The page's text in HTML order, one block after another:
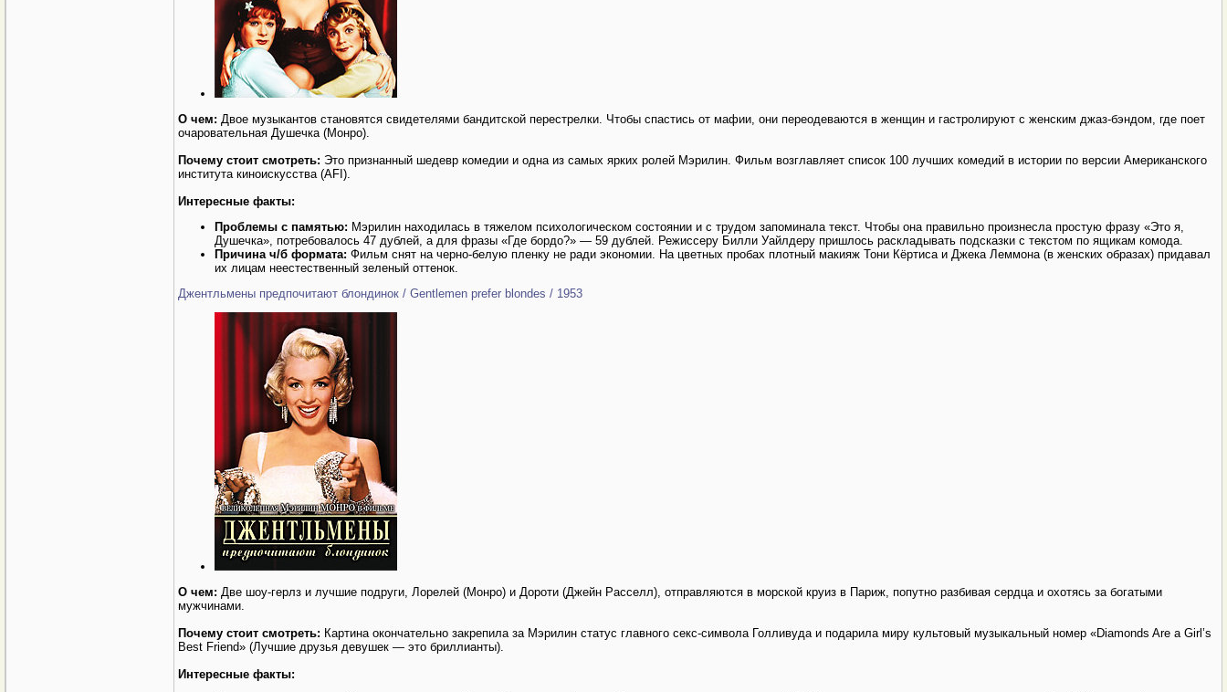
О чем: Двое музыкантов становятся свидетелями бандитской перестрелки. Чтобы спастись от мафии, они переодеваются в женщин и гастролируют с женским джаз-бэндом, где поет
очаровательная Душечка (Монро).
Почему стоит смотреть: Это признанный шедевр комедии и одна из самых ярких ролей Мэрилин. Фильм возглавляет список 100 лучших комедий в истории по версии Американского
института киноискусства (AFI).
Интересные факты:
Проблемы с памятью: Мэрилин находилась в тяжелом психологическом состоянии и с трудом запоминала текст. Чтобы она правильно произнесла простую фразу «Это я,
Душечка», потребовалось 47 дублей, а для фразы «Где бордо?» — 59 дублей. Режиссеру Билли Уайлдеру пришлось раскладывать подсказки с текстом по ящикам комода.
Причина ч/б формата: Фильм снят на черно-белую пленку не ради экономии. На цветных пробах плотный макияж Тони Кёртиса и Джека Леммона (в женских образах) придавал
их лицам неестественный зеленый оттенок.
Джентльмены предпочитают блондинок / Gentlemen prefer blondes / 1953
О чем: Две шоу-герлз и лучшие подруги, Лорелей (Монро) и Дороти (Джейн Расселл), отправляются в морской круиз в Париж, попутно разбивая сердца и охотясь за богатыми
мужчинами.
Почему стоит смотреть: Картина окончательно закрепила за Мэрилин статус главного секс-символа Голливуда и подарила миру культовый музыкальный номер «Diamonds Are a Girl’s
Best Friend» (Лучшие друзья девушек — это бриллианты).
Интересные факты: